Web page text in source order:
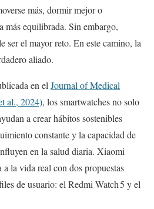
más, dormir mejor o
más equilibrada. Sin embargo,
ser el mayor reto. En este camino, la
aliado.
en el Journal of Medical
al., 2024), los smartwatches no solo
a crear hábitos sostenibles
constante y la capacidad de
en la salud diaria. Xiaomi
la vida real con dos propuestas
de usuario: el Redmi Watch 5 y el